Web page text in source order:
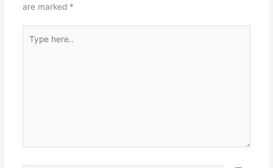
are marked *
here..